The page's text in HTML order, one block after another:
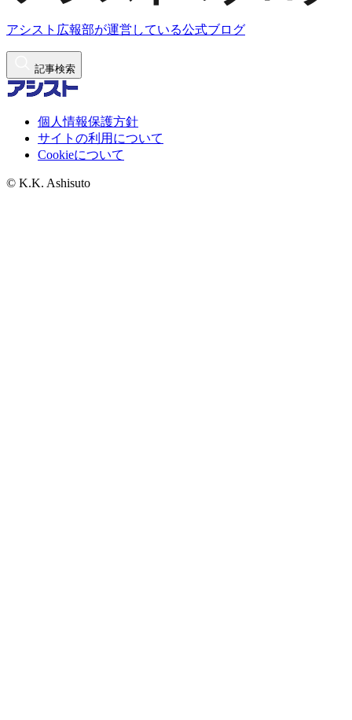
アシスト広報部が運営している公式ブログ
記事検索
個人情報保護方針
サイトの利用について
Cookieについて
© K.K. Ashisuto